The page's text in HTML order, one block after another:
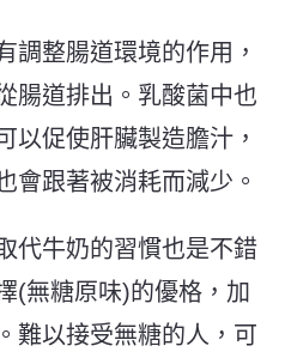
調整腸道環境的作用，
腸道排出。乳酸菌中也
以促使肝臟製造膽汁，
會跟著被消耗而減少。
代牛奶的習慣也是不錯
(無糖原味)的優格，加
難以接受無糖的人，可